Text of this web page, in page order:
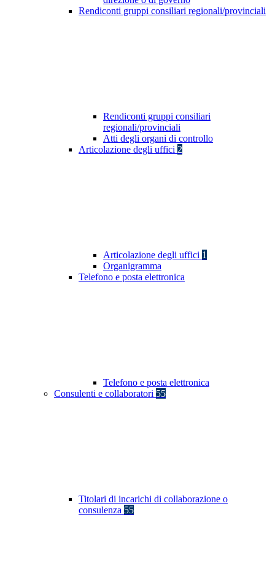
Rendiconti gruppi consiliari regionali/provinciali
Rendiconti gruppi consiliari
regionali/provinciali
Atti degli organi di controllo
Articolazione degli uffici 2
Articolazione degli uffici 1
Organigramma
Telefono e posta elettronica
Telefono e posta elettronica
Consulenti e collaboratori 55
Titolari di incarichi di collaborazione o
consulenza 55